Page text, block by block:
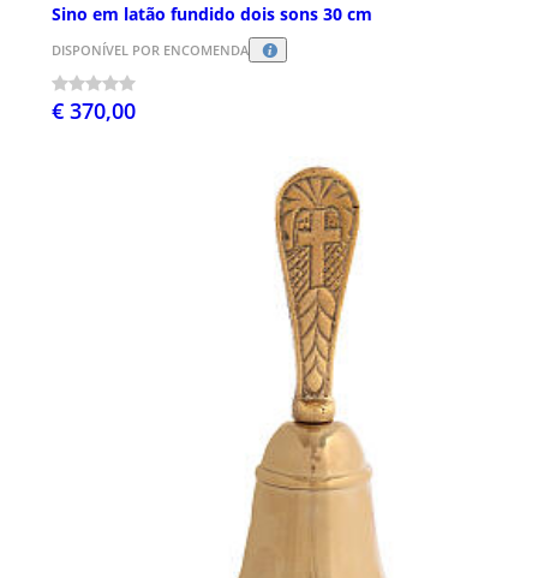
Sino em latão fundido dois sons 30 cm
DISPONÍVEL POR ENCOMENDA
€ 370,00